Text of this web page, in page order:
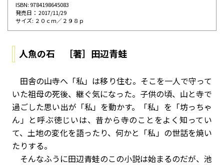
ISBN: 9784198645083
発売⽇： 2017/11/29
サイズ: ２０ｃｍ／２９８ｐ
人魚の石 ［著］田辺青蛙
田舎の山寺へ「私」は移り住む。そこを一人で守って
いた祖母の死後、継ぐ気になった。子供の頃、山と寺で
過ごした思い出が「私」を動かす。「私」を「坊っちゃ
ん」と呼ぶ徳じいは、昔から寺のことをよく知ってい
て、土地の変化を語ったり、何かと「私」の世話を焼い
たりする。
そんなふうに田辺青蛙のこの小説は始まるのだが、池